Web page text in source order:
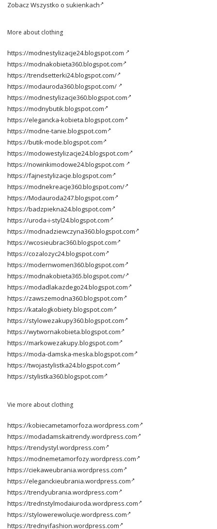
Zobacz Wszystko o sukienkach
More about clothing
https://modnestylizacje24.blogspot.com
https://modnakobieta360.blogspot.com
https://trendsetterki24.blogspot.com/
https://modauroda360.blogspot.com/
https://modnestylizacje360.blogspot.com
https://modnybutik.blogspot.com
https://elegancka-kobieta.blogspot.com
https://modne-tanie.blogspot.com
https://butik-mode.blogspot.com
https://modowestylizacje24.blogspot.com
https://nowinkimodowe24.blogspot.com
https://fajnestylizacje.blogspot.com
https://modnekreacje360.blogspot.com/
https://Modauroda247.blogspot.com
https://badzpiekna24.blogspot.com
https://uroda-i-styl24.blogspot.com
https://modnadziewczyna360.blogspot.com
https://wcosieubrac360.blogspot.com
https://cozalozyc24.blogspot.com
https://modernwomen360.blogspot.com
https://modnakobieta365.blogspot.com/
https://modadlakazdego24.blogspot.com
https://zawszemodna360.blogspot.com
https://katalogkobiety.blogspot.com
https://stylowezakupy360.blogspot.com
https://wytwornakobieta.blogspot.com
https://markowezakupy.blogspot.com
https://moda-damska-meska.blogspot.com
https://twojastylistka24.blogspot.com
https://stylistka360.blogspot.com
Vie more about clothing
https://kobiecametamorfoza.wordpress.com
https://modadamskaitrendy.wordpress.com
https://trendystyl.wordpress.com
https://modnemetamorfozy.wordpress.com
https://ciekaweubrania.wordpress.com
https://eleganckieubrania.wordpress.com
https://trendyubrania.wordpress.com
https://trednstylmodaiuroda.wordpress.com
https://stylowerewolucje.wordpress.com
https://trednyifashion.wordpress.com